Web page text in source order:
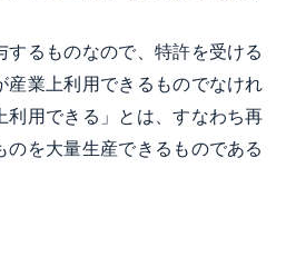
るものなので、特許を受ける
産業上利用できるものでなけれ
利用できる」とは、すなわち再
を大量生産できるものである